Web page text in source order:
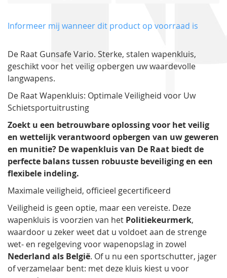
van
gallerij
Informeer mij wanneer dit product op voorraad is
De Raat Gunsafe Vario. Sterke, stalen wapenkluis,
geschikt voor het veilig opbergen uw waardevolle
langwapens.
De Raat Wapenkluis: Optimale Veiligheid voor Uw
Schietsportuitrusting
Zoekt u een betrouwbare oplossing voor het veilig
en wettelijk verantwoord opbergen van uw geweren
en munitie? De wapenkluis van De Raat biedt de
perfecte balans tussen robuuste beveiliging en een
flexibele indeling.
Maximale veiligheid, officieel gecertificeerd
Veiligheid is geen optie, maar een vereiste. Deze
wapenkluis is voorzien van het Politiekeurmerk,
waardoor u zeker weet dat u voldoet aan de strenge
wet- en regelgeving voor wapenopslag in zowel
Nederland als België. Of u nu een sportschutter, jager
of verzamelaar bent: met deze kluis kiest u voor